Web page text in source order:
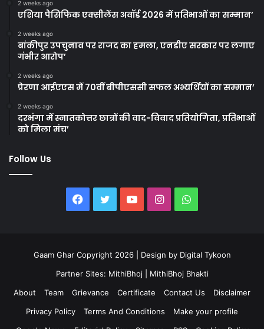
2 weeks ago
एशिया पैसिफिक एक्सीलेंस अवॉर्ड 2026 में प्रतिभाओं का सम्मान’
2 weeks ago
बांकीपुर उपचुनाव पर राजद का हमला, एनडीए सरकार पर लगाए
गंभीर आरोप’
2 weeks ago
प्रेरणा आईएएस में 70वीं बीपीएससी सफल अभ्यर्थियों का सम्मान’
2 weeks ago
दरभंगा में स्नातकोत्तर छात्रों की वाद-विवाद प्रतियोगिता, प्रतिभाओं
को मिला मंच’
Follow Us
Facebook
TwitterYouTubeInstagramWhatsApp
Gaam Ghar Copyright 2026 | Design by Digital Tykoon
Partner Sites: MithiBhoj
MithiBhoj Bhakti
About
Team Grievance Certificate Contact Us
Disclaimer
Privacy Policy
Terms And Conditions
Make your profile